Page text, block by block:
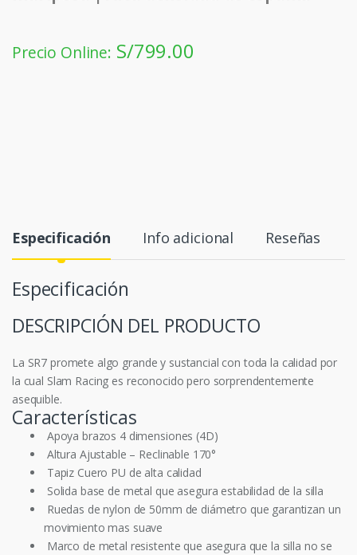
Precio Online: S/799.00
Especificación Info adicional Reseñas
Especificación
DESCRIPCIÓN DEL PRODUCTO
La SR7 promete algo grande y sustancial con toda la calidad por
la cual Slam Racing es reconocido pero sorprendentemente
asequible.
Características
Apoya brazos 4 dimensiones (4D)
Altura Ajustable – Reclinable 170°
Tapiz Cuero PU de alta calidad
Solida base de metal que asegura estabilidad de la silla
Ruedas de nylon de 50mm de diámetro que garantizan un
movimiento mas suave
Marco de metal resistente que asegura que la silla no se